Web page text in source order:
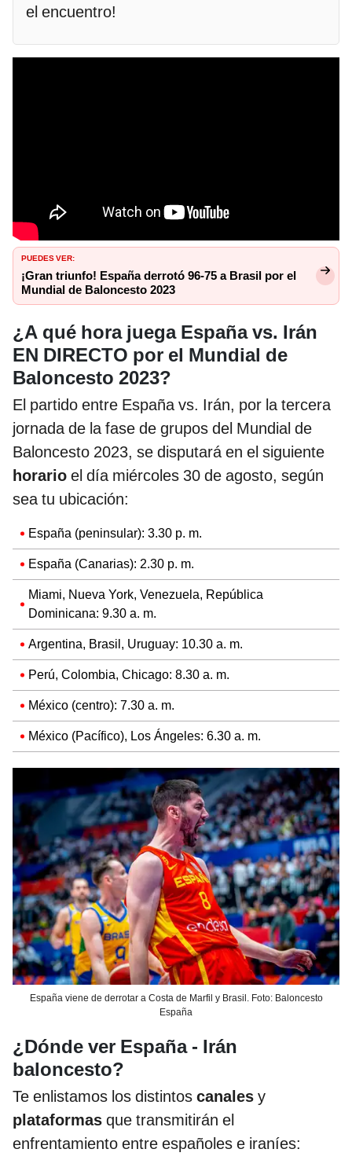
el encuentro!
PUEDES VER:
¡Gran triunfo! España derrotó 96-75 a Brasil por el
Mundial de Baloncesto 2023
¿A qué hora juega España vs. Irán
EN DIRECTO por el Mundial de
Baloncesto 2023?
El partido entre España vs. Irán, por la tercera
jornada de la fase de grupos del Mundial de
Baloncesto 2023, se disputará en el siguiente
horario el día miércoles 30 de agosto, según
sea tu ubicación:
España (peninsular): 3.30 p. m.
España (Canarias): 2.30 p. m.
Miami, Nueva York, Venezuela, República
Dominicana: 9.30 a. m.
Argentina, Brasil, Uruguay: 10.30 a. m.
Perú, Colombia, Chicago: 8.30 a. m.
México (centro): 7.30 a. m.
México (Pacífico), Los Ángeles: 6.30 a. m.
España viene de derrotar a Costa de Marfil y Brasil. Foto: Baloncesto
España
¿Dónde ver España - Irán
baloncesto?
Te enlistamos los distintos canales y
plataformas que transmitirán el
enfrentamiento entre españoles e iraníes: